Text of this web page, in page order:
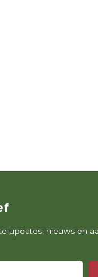
updates, nieuws en